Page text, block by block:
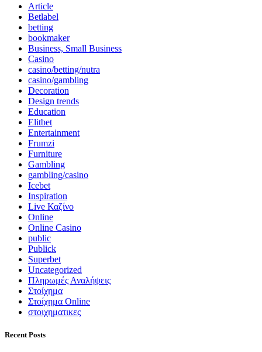
Article
Betlabel
betting
bookmaker
Business, Small Business
Casino
casino/betting/nutra
casino/gambling
Decoration
Design trends
Education
Elitbet
Entertainment
Frumzi
Furniture
Gambling
gambling/casino
Icebet
Inspiration
Live Καζίνο
Online
Online Casino
public
Publick
Superbet
Uncategorized
Πληρωμές Αναλήψεις
Στοίχημα
Στοίχημα Online
στοιχηματικες
Recent Posts